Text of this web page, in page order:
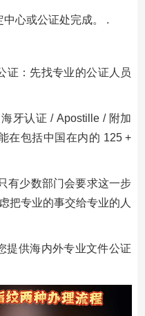
心或公证处完成。 .
证：先找专业的公证人员
牙认证 / Apostille / 附加
在包括中国在内的 125 +
有少数部门会要求这一步
把专业的事交给专业的人
提供海内外专业文件公证